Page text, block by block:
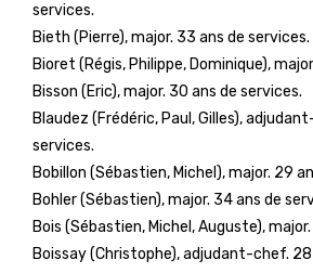
services.
Bieth (Pierre), major. 33 ans de services.
Bioret (Régis, Philippe, Dominique),
Bisson (Eric), major. 30 ans de services.
Blaudez (Frédéric, Paul, Gilles),
services.
Bobillon (Sébastien, Michel), major. 29
Bohler (Sébastien), major. 34 ans de
Bois (Sébastien, Michel, Auguste),
Boissay (Christophe), adjudant-chef.